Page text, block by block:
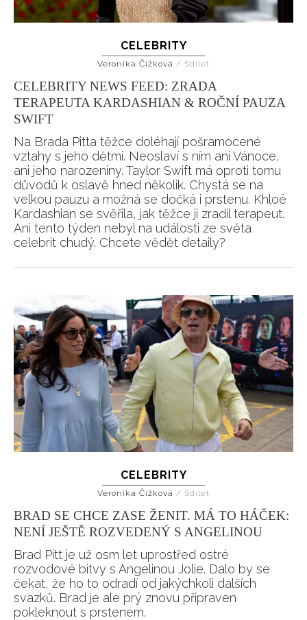
CELEBRITY
Veronika Čížková / Sdílet
CELEBRITY NEWS FEED: ZRADA
TERAPEUTA KARDASHIAN & ROČNÍ PAUZA
SWIFT
Na Brada Pitta těžce doléhají pošramocené
vztahy s jeho dětmi. Neoslaví s ním ani Vánoce,
ani jeho narozeniny. Taylor Swift má oproti tomu
důvodů k oslavě hned několik. Chystá se na
velkou pauzu a možná se dočká i prstenu. Khloé
Kardashian se svěřila, jak těžce ji zradil terapeut.
Ani tento týden nebyl na události ze světa
celebrit chudý. Chcete vědět detaily?
CELEBRITY
Veronika Čížková / Sdílet
BRAD SE CHCE ZASE ŽENIT. MÁ TO HÁČEK:
NENÍ JEŠTĚ ROZVEDENÝ S ANGELINOU
Brad Pitt je už osm let uprostřed ostré
rozvodové bitvy s Angelinou Jolie. Dalo by se
čekat, že ho to odradí od jakýchkoli dalších
svazků. Brad je ale prý znovu připraven
pokleknout s prstenem.